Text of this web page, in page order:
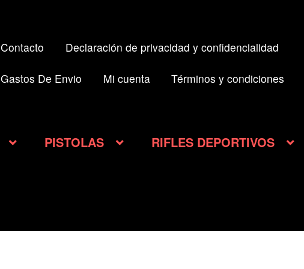
Contacto Declaración de privacidad y confidencialidad
Gastos De Envio Mi cuenta Términos y condiciones
PISTOLAS RIFLES DEPORTIVOS